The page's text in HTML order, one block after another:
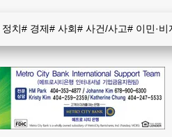
정치# 경제# 사회# 사건/사고# 이민·비